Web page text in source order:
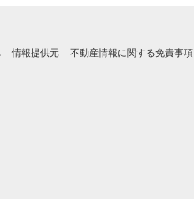
情報提供元 不動産情報に関する免責事項